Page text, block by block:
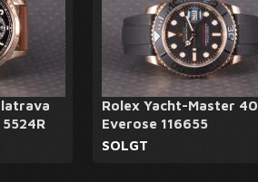
Rolex Yacht-Master 40
Everose 116655
SOLGT